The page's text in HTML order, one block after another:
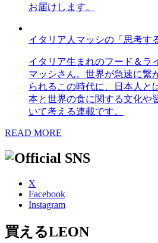
お届けします。
イタリア人マッシの「思考す
イタリア生まれのフード＆ラ
マッシさん。世界が急速に繋
られるこの時代に、日本人と
本と世界の食に関する文化や
いて考える連載です。
READ MORE
X
Facebook
Instagram
買えるLEON